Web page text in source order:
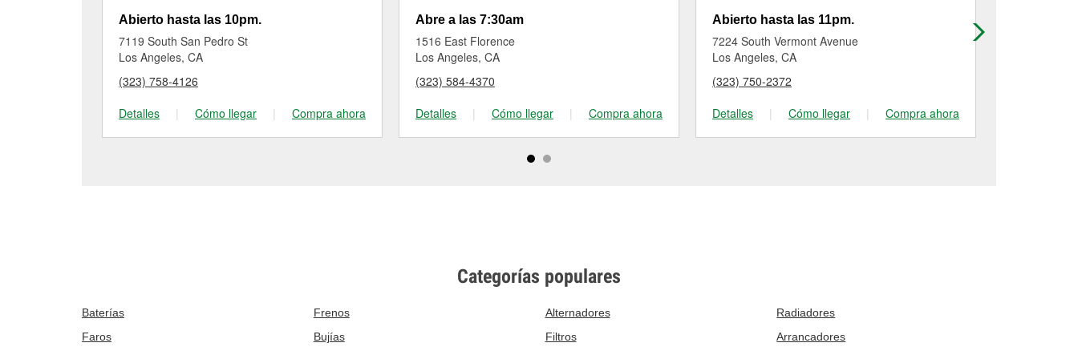
Abierto hasta las 10pm.
7119 South San Pedro St
Los Angeles, CA
(323) 758-4126
Detalles
| Cómo llegar | Compra ahora
Abre a las 7:30am
1516 East Florence
Los Angeles, CA
(323) 584-4370
Detalles
| Cómo llegar | Compra ahora
Abierto hasta las 11pm.
7224 South Vermont Avenue
Los Angeles, CA
(323) 750-2372
Detalles
| Cómo llegar | Compra ahora
Categorías populares
Baterías Frenos Alternadores
Radiadores
Faros
Bujías Filtros Arrancadores